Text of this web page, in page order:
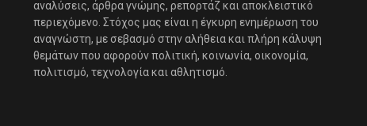
αναλύσεις, άρθρα γνώμης, ρεπορτάζ και αποκλειστικό
περιεχόμενο. Στόχος μας είναι η έγκυρη ενημέρωση του
αναγνώστη, με σεβασμό στην αλήθεια και πλήρη κάλυψη
θεμάτων που αφορούν πολιτική, κοινωνία, οικονομία,
πολιτισμό, τεχνολογία και αθλητισμό.